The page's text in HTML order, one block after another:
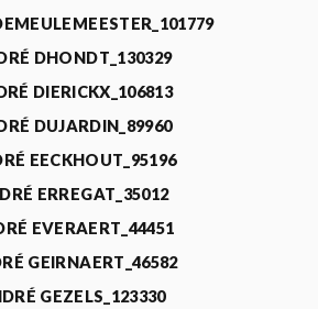
DHONDT_130329
DIERICKX_106813
DUJARDIN_89960
EECKHOUT_95196
ERREGAT_35012
EVERAERT_44451
GEIRNAERT_46582
GEZELS_123330